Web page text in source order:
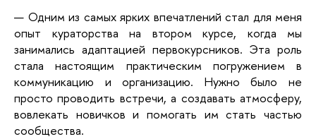
— Одним из самых ярких впечатлений стал для меня
опыт кураторства на втором курсе, когда мы
занимались адаптацией первокурсников. Эта роль
стала настоящим практическим погружением в
коммуникацию и организацию. Нужно было не
просто проводить встречи, а создавать атмосферу,
вовлекать новичков и помогать им стать частью
сообщества.